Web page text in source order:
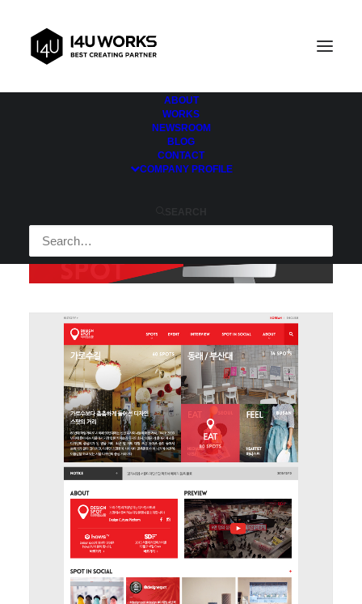
ABOUT
WORKS
NEWSROOM
BLOG
CONTACT
COMPANY PROFILE